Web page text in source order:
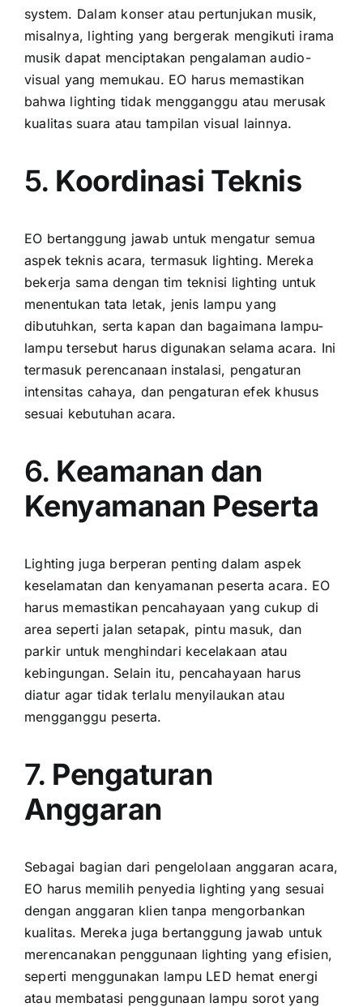
system. Dalam konser atau pertunjukan musik,
misalnya, lighting yang bergerak mengikuti irama
musik dapat menciptakan pengalaman audio-
visual yang memukau. EO harus memastikan
bahwa lighting tidak mengganggu atau merusak
kualitas suara atau tampilan visual lainnya.
5. Koordinasi Teknis
EO bertanggung jawab untuk mengatur semua
aspek teknis acara, termasuk lighting. Mereka
bekerja sama dengan tim teknisi lighting untuk
menentukan tata letak, jenis lampu yang
dibutuhkan, serta kapan dan bagaimana lampu-
lampu tersebut harus digunakan selama acara. Ini
termasuk perencanaan instalasi, pengaturan
intensitas cahaya, dan pengaturan efek khusus
sesuai kebutuhan acara.
6. Keamanan dan
Kenyamanan Peserta
Lighting juga berperan penting dalam aspek
keselamatan dan kenyamanan peserta acara. EO
harus memastikan pencahayaan yang cukup di
area seperti jalan setapak, pintu masuk, dan
parkir untuk menghindari kecelakaan atau
kebingungan. Selain itu, pencahayaan harus
diatur agar tidak terlalu menyilaukan atau
mengganggu peserta.
7. Pengaturan
Anggaran
Sebagai bagian dari pengelolaan anggaran acara,
EO harus memilih penyedia lighting yang sesuai
dengan anggaran klien tanpa mengorbankan
kualitas. Mereka juga bertanggung jawab untuk
merencanakan penggunaan lighting yang efisien,
seperti menggunakan lampu LED hemat energi
atau membatasi penggunaan lampu sorot yang